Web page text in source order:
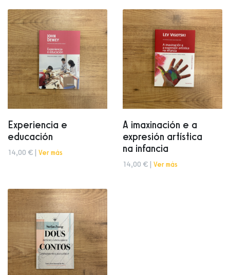
Experiencia e
educación
14,00 € | Ver más
A imaxinación e a
expresión artística
na infancia
14,00 € | Ver más